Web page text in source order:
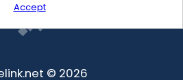
Accept
© 2026